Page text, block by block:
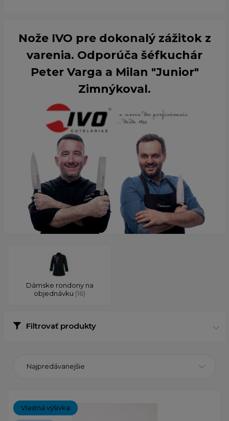
Nože IVO pre dokonalý zážitok z
varenia. Odporúča šéfkuchár
Peter Varga a Milan "Junior"
Zimnýkoval.
Dámske rondony na
objednávku (16)
Filtrovať produkty
Najpredávanejšie
Vlastná výšivka